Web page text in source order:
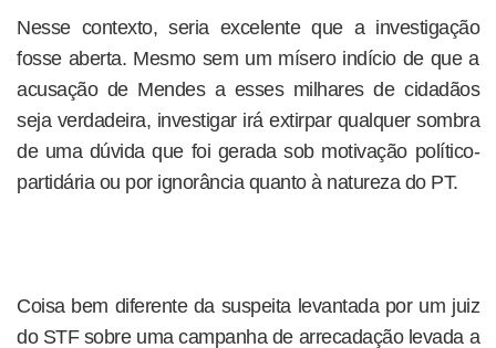
Nesse contexto, seria excelente que a investigação
fosse aberta. Mesmo sem um mísero indício de que a
acusação de Mendes a esses milhares de cidadãos
seja verdadeira, investigar irá extirpar qualquer sombra
de uma dúvida que foi gerada sob motivação político-
partidária ou por ignorância quanto à natureza do PT.
Coisa bem diferente da suspeita levantada por um juiz
do STF sobre uma campanha de arrecadação levada a